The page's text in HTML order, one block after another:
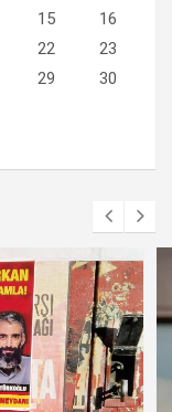
15
16
22
23
29
30